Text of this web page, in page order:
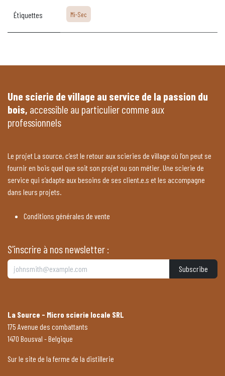
Étiquettes Mi-Sec
Une scierie de village au service de la passion du
bois, accessible au particulier comme aux
professionnels
Le projet La source, c’est le retour aux scieries de village où l’on peut se
fournir en bois quel que soit son projet ou son métier. Une scierie de
service qui s’adapte aux besoins de ses client.e.s et les accompagne
dans leurs projets.
Conditions générales de vente
S'inscrire à nos newsletter :
Subscribe
La Source - Micro scierie locale SRL
175 Avenue des combattants
1470 Bousval - Belgique
Sur le site de la ferme de la distillerie